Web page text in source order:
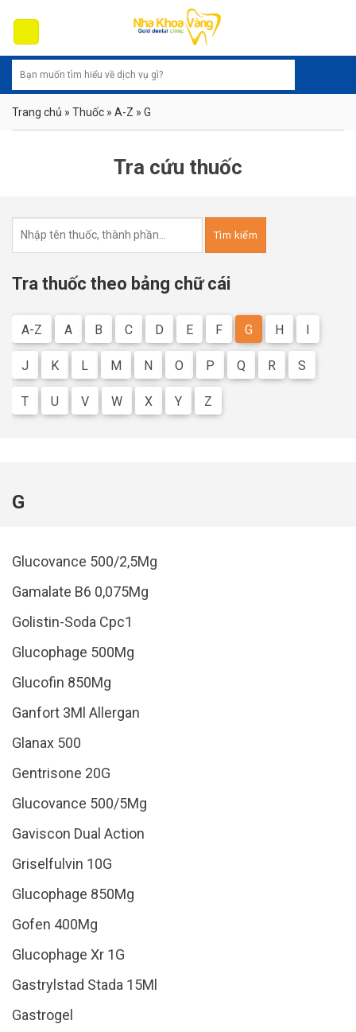
content
Trang chủ » Thuốc » A-Z » G
Tra cứu thuốc
kiếm
Tra thuốc theo bảng chữ cái
A-Z A B C D E F G H I
J K L M N O P Q R S
T U V W X Y Z
G
Glucovance 500/2,5Mg
Gamalate B6 0,075Mg
Golistin-Soda Cpc1
Glucophage 500Mg
Glucofin 850Mg
Ganfort 3Ml Allergan
Glanax 500
Gentrisone 20G
Glucovance 500/5Mg
Gaviscon Dual Action
Griselfulvin 10G
Glucophage 850Mg
Gofen 400Mg
Glucophage Xr 1G
Gastrylstad Stada 15Ml
Gastrogel